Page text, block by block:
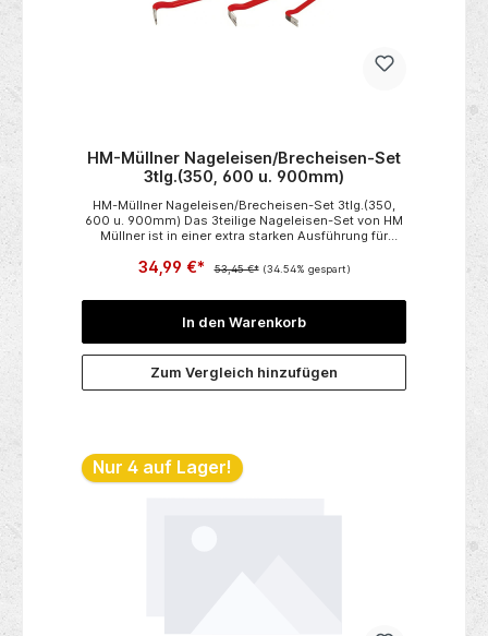
HM-Müllner Nageleisen/Brecheisen-Set
3tlg.(350, 600 u. 900mm)
HM-Müllner Nageleisen/Brecheisen-Set 3tlg.(350,
600 u. 900mm) Das 3teilige Nageleisen-Set von HM
Müllner ist in einer extra starken Ausführung für
gehärtetem Stahl.Die breite Eingriffsfläche verhindert
Klauenstellung wird für leichtes und effektives
350 mm, Klauenbreite 30/25 mm, Gewicht 0,65 kg1 x
Nageleisen Länge 600 mm, Klauenbreite 40/35 mm,
Gewicht 2,0 kg1 x Nageleisen Länge 900 mm,
Klauenbreite 40/35 mm, Gewicht 3,0 kg
34,99 €* 53,45 €* (34.54% gespart)
In den Warenkorb
Zum Vergleich hinzufügen
Nur 4 auf Lager!